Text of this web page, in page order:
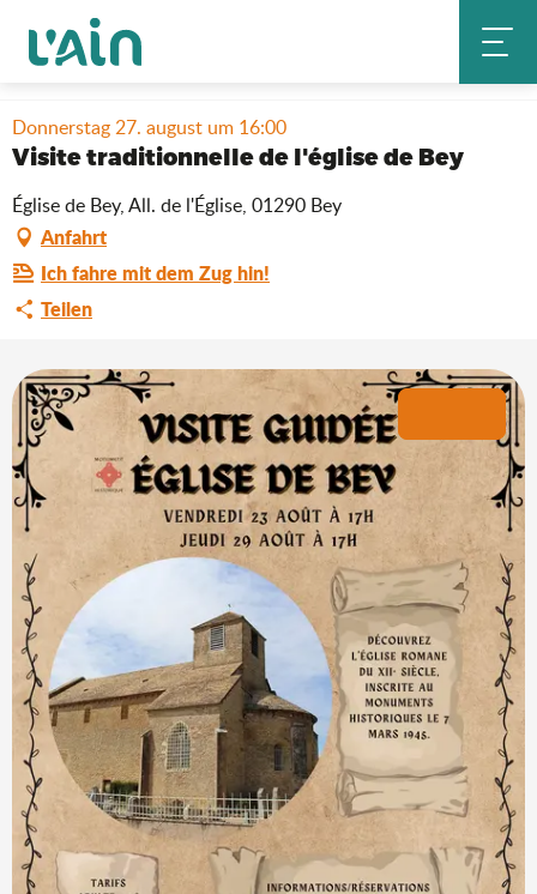
contenu
Startseite
Agenda & Neuheiten
Donnerstag 27. august um 16:00
Visite traditionnelle de l'église de Bey
Église de Bey, All. de l'Église, 01290 Bey
Anfahrt
Ich fahre mit dem Zug hin!
Teilen